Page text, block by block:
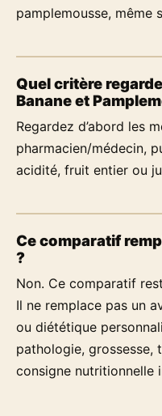
pamplemousse, même
Quel critère
Banane et
Regardez d’abord les
pharmacien/médecin,
acidité, fruit entier ou
Ce comparatif
?
Non. Ce comparatif
Il ne remplace pas un
ou diététique
pathologie, grossesse,
consigne nutritionnelle